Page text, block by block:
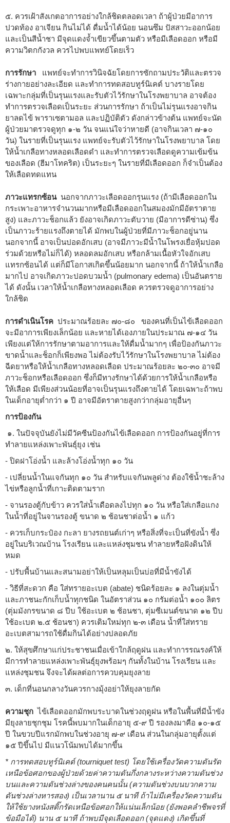
๕. ควรเฝ้าสังเกตอาการอย่างใกล้ชิดตลอดเวลา ถ้าผู้ป่วยมีอาการ
ปวดท้อง อาเจียน กินไม่ได้ ดื่มน้ำได้น้อย นอนซึม ปัสสาวะออกน้อย
และเป็นสีน้ำชา มีจุดแดงจ้ำเขียวขึ้นตามตัว หรือมีเลือดออก หรือมี
ความวิตกกังวล ควรไปพบแพทย์โดยเร็ว
การรักษา แพทย์จะทำการวินิจฉัยโดยการซักถามประวัติและตรวจ
ร่างกายอย่างละเอียด และทำการทดสอบทูร์นิเคต์ บางรายโดย
เฉพาะกลุ่มที่เป็นรุนแรงและรับตัวไว้รักษาในโรงพยาบาล อาจต้อง
ทำการตรวจเลือดเป็นระยะ ส่วนการรักษา ถ้าเป็นไม่รุนแรงอาจกิน
ยาลดไข้ พาราเซตามอล และปฏิบัติตัว ดังกล่าวข้างต้น แพทย์จะนัด
ผู้ป่วยมาตรวจดูทุก ๑-๒ วัน จนแน่ใจว่าหายดี (อาจกินเวลา ๗-๑๐
วัน) ในรายที่เป็นรุนแรง แพทย์จะรับตัวไว้รักษาในโรงพยาบาล โดย
ให้น้ำเกลือทางหลอดเลือดดำ และทำการตรวจเลือดดูความเข้มข้น
ของเลือด (ฮีมาโทคริต) เป็นระยะๆ ในรายที่มีเลือดออก ก็จำเป็นต้อง
ให้เลือดทดแทน
ภาวะแทรกซ้อน นอกจากภาวะเลือดออกรุนแรง (ถ้ามีเลือดออกใน
กระเพาะอาหารจำนวนมากหรือมีเลือดออกในสมองมักมีอัตราตาย
สูง) และภาวะช็อกแล้ว ยังอาจเกิดภาวะตับวาย (มีอาการดีซ่าน) ซึ่ง
เป็นภาวะร้ายแรงถึงตายได้ มักพบในผู้ป่วยที่มีภาวะช็อกอยู่นาน
นอกจากนี้ อาจเป็นปอดอักเสบ (อาจมีภาวะมีน้ำในโพรงเยื่อหุ้มปอด
ร่วมด้วยหรือไม่ก็ได้) หลอดลมอักเสบ หรือกล้ามเนื้อหัวใจอักเสบ
แทรกซ้อนได้ แต่ก็มีโอกาสเกิดขึ้นน้อยมาก นอกจากนี้ ถ้าให้น้ำเกลือ
มากไป อาจเกิดภาวะปอดบวมน้ำ (pulmonary edema) เป็นอันตราย
ได้ ดังนั้น เวลาให้น้ำเกลือทางหลอดเลือด ควรตรวจดูอาการอย่าง
ใกล้ชิด
การดำเนินโรค ประมาณร้อยละ ๗๐-๘๐ ของคนที่เป็นไข้เลือดออก
จะมีอาการเพียงเล็กน้อย และหายได้เองภายในประมาณ ๗-๑๔ วัน
เพียงแต่ให้การรักษาตามอาการและให้ดื่มน้ำมากๆ เพื่อป้องกันภาวะ
ขาดน้ำและช็อกก็เพียงพอ ไม่ต้องรับไว้รักษาในโรงพยาบาล ไม่ต้อง
ฉีดยาหรือให้น้ำเกลือทางหลอดเลือด ประมาณร้อยละ ๒๐-๓๐ อาจมี
ภาวะช็อกหรือเลือดออก ซึ่งก็มีทางรักษาได้ด้วยการให้น้ำเกลือหรือ
ให้เลือด มีเพียงส่วนน้อยที่อาจเป็นรุนแรงถึงตายได้ โดยเฉพาะถ้าพบ
ในเด็กอายุต่ำกว่า ๑ ปี อาจมีอัตราตายสูงกว่ากลุ่มอายุอื่นๆ
การป้องกัน
๑. ในปัจจุบันยังไม่มีวัคซีนป้องกันไข้เลือดออก การป้องกันอยู่ที่การ
ทำลายแหล่งเพาะพันธุ์ยุง เช่น
- ปิดฝาโอ่งน้ำ และล้างโอ่งน้ำทุก ๑๐ วัน
- เปลี่ยนน้ำในแจกันทุก ๑๐ วัน สำหรับแจกันพลูด่าง ต้องใช้น้ำชะล้าง
ไข่หรือลูกน้ำที่เกาะติดตามราก
- จานรองตู้กับข้าว ควรใส่น้ำเดือดลงไปทุก ๑๐ วัน หรือใส่เกลือแกง
ในน้ำที่อยู่ในจานรองตู้ ขนาด ๒ ช้อนชาต่อน้ำ ๑ แก้ว
- ควรเก็บกระป๋อง กะลา ยางรถยนต์เก่าๆ หรือสิ่งที่จะเป็นที่ขังน้ำ ซึ่ง
อยู่ในบริเวณบ้าน โรงเรียน และแหล่งชุมชน ทำลายหรือฝังดินให้
หมด
- ปรับพื้นบ้านและสนามอย่าให้เป็นหลุมเป็นบ่อที่มีน้ำขังได้
- วิธีที่สะดวก คือ ใส่ทรายอะเบต (abate) ชนิดร้อยละ ๑ ลงในตุ่มน้ำ
และภาชนะกักเก็บน้ำทุกชนิด ในอัตราส่วน ๑๐ กรัมต่อน้ำ ๑๐๐ ลิตร
(ตุ่มมังกรขนาด ๘ ปีบ ใช้อะเบต ๒ ช้อนชา, ตุ่มซีเมนต์ขนาด ๑๒ ปีบ
ใช้อะเบต ๒.๕ ช้อนชา) ควรเติมใหม่ทุก ๒-๓ เดือน น้ำที่ใส่ทราย
อะเบตสามารถใช้ดื่มกินได้อย่างปลอดภัย
๒. ให้สุขศึกษาแก่ประชาชนเมื่อเข้าใกล้ฤดูฝน และทำการรณรงค์ให้
มีการทำลายแหล่งเพาะพันธุ์ยุงพร้อมๆ กันทั้งในบ้าน โรงเรียน และ
แหล่งชุมชน จึงจะได้ผลต่อการควบคุมยุงลาย
๓. เด็กที่นอนกลางวันควรกางมุ้งอย่าให้ยุงลายกัด
ความชุก ไข้เลือดออกมักพบระบาดในช่วงฤดูฝน หรือในพื้นที่มีน้ำขัง
มียุงลายชุกชุม โรคนี้พบมากในเด็กอายุ ๕-๙ ปี รองลงมาคือ ๑๐-๑๕
ปี ในขวบปีแรกมักพบในช่วงอายุ ๗-๙ เดือน ส่วนในกลุ่มอายุตั้งแต่
๑๕ ปีขึ้นไป มีแนวโน้มพบได้มากขึ้น
* การทดสอบทูร์นิเคต์ (tourniquet test) โดยใช้เครื่องวัดความดันรัด
เหนือข้อศอกของผู้ป่วยด้วยค่าความดันกึ่งกลางระหว่างความดันช่วง
บนและความดันช่วงล่างของคนคนนั้น (ความดันช่วงบนบวกความ
ดันช่วงล่างหารสอง) เป็นเวลานาน ๕ นาที ถ้าไม่มีเครื่องวัดความดัน
ให้ใช้ยางหนังสติ๊กรัดเหนือข้อศอกให้แน่นเล็กน้อย (ยังพอคลำชีพจรที่
ข้อมือได้) นาน ๕ นาที ถ้าพบมีจุดเลือดออก (จุดแดง) เกิดขึ้นที่